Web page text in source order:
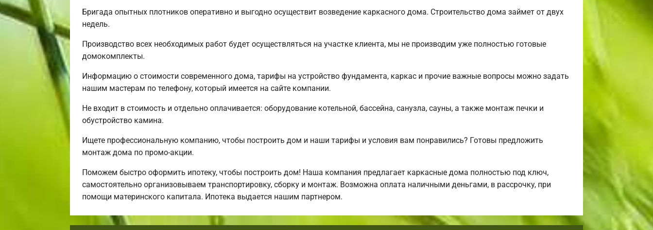
Бригада опытных плотников оперативно и выгодно осуществит возведение каркасного дома. Строительство дома займет от двух
недель.
Производство всех необходимых работ будет осуществляться на участке клиента, мы не производим уже полностью готовые
домокомплекты.
Информацию о стоимости современного дома, тарифы на устройство фундамента, каркас и прочие важные вопросы можно задать
нашим мастерам по телефону, который имеется на сайте компании.
Не входит в стоимость и отдельно оплачивается: оборудование котельной, бассейна, санузла, сауны, а также монтаж печки и
обустройство камина.
Ищете профессиональную компанию, чтобы построить дом и наши тарифы и условия вам понравились? Готовы предложить
монтаж дома по промо-акции.
Поможем быстро оформить ипотеку, чтобы построить дом! Наша компания предлагает каркасные дома полностью под ключ,
самостоятельно организовываем транспортировку, сборку и монтаж. Возможна оплата наличными деньгами, в рассрочку, при
помощи материнского капитала. Ипотека выдается нашим партнером.